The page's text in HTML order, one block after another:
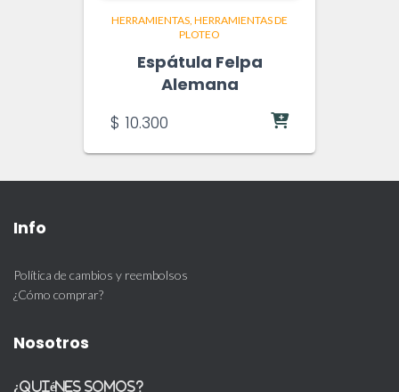
HERRAMIENTAS HERRAMIENTAS DE
PLOTEO
Espátula Felpa
Alemana
$ 10.300
Info
Política de cambios y reembolsos
¿Cómo comprar?
Nosotros
¿Quiénes somos?